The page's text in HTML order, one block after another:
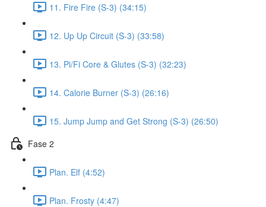
11. Fire Fire (S-3) (34:15)
12. Up Up Circuit (S-3) (33:58)
13. Pi/Fi Core & Glutes (S-3) (32:23)
14. Calorie Burner (S-3) (26:16)
15. Jump Jump and Get Strong (S-3) (26:50)
Fase 2
Plan. Elf (4:52)
Plan. Frosty (4:47)